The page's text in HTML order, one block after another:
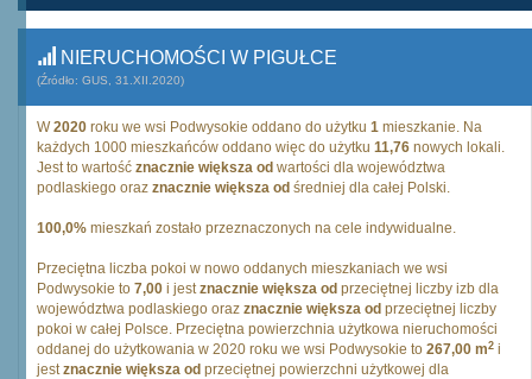
NIERUCHOMOŚCI W PIGUŁCE
(Źródło: GUS, 31.XII.2020)
W2020 roku we wsi Podwysokie oddano do użytku 1 mieszkanie. Na
każdych 1000 mieszkańców oddano więc do użytku 11,76 nowych lokali.
Jest to wartość znacznie większa od wartości dla województwa
podlaskiego oraz znacznie większa od średniej dla całej Polski.
100,0% mieszkań zostało przeznaczonych na cele indywidualne.
Przeciętna liczba pokoi w nowo oddanych mieszkaniach we wsi
Podwysokie to 7,00 i jestznacznie większa od przeciętnej liczby izb dla
województwa podlaskiego oraz znacznie większa od przeciętnej liczby
pokoi w całej Polsce. Przeciętna powierzchnia użytkowa nieruchomości
oddanej do użytkowania w 2020 roku we wsi Podwysokie to 267,00 m2 i
jestznacznie większa od przeciętnej powierzchni użytkowej dla